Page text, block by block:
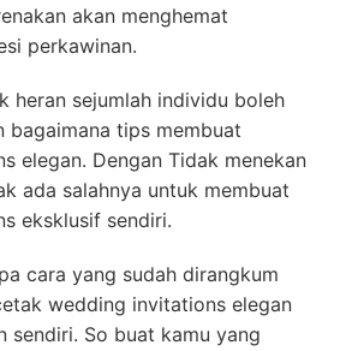
akan menghemat
perkawinan.
heran sejumlah individu boleh
bagaimana tips membuat
elegan. Dengan Tidak menekan
ada salahnya untuk membuat
eksklusif sendiri.
cara yang sudah dirangkum
wedding invitations elegan
sendiri. So buat kamu yang